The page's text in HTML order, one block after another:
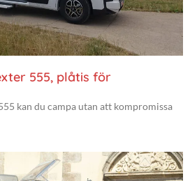
555, plåtis för
kan du campa utan att kompromissa